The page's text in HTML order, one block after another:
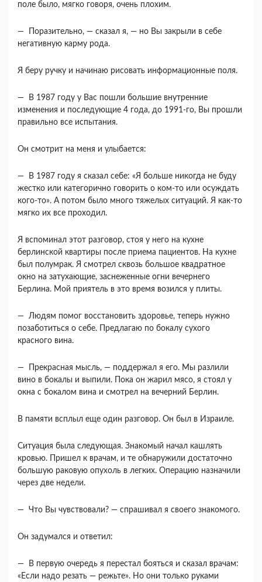
поле было, мягко говоря, очень плохим.
— Поразительно, — сказал я, — но Вы закры­ли в себе
негативную карму рода.
Я беру ручку и начинаю рисовать информаци­онные поля.
— В 1987 году у Вас пошли большие внутрен­ние
изменения и последующие 4 года, до 1991-го, Вы прошли
правильно все испытания.
Он смотрит на меня и улыбается:
— В 1987 году я сказал себе: «Я больше никог­да не буду
жестко или категорично говорить о ком-то или осуждать
кого-то». А потом было мно­го тяжелых ситуаций. Я как-то
мягко их все про­ходил.
Я вспоминал этот разговор, стоя у него на кух­не
берлинской квартиры после приема пациентов. На кухне
был полумрак. Я смотрел сквозь боль­шое квадратное
окно на затухающие, заснежен­ные огни вечернего
Берлина. Мой приятель в это время возился у плиты.
— Людям помог восстановить здоровье, теперь нужно
позаботиться о себе. Предлагаю по бокалу сухого
красного вина.
— Прекрасная мысль, — поддержал я его. Мы разлили
вино в бокалы и выпили. Пока он жарил мясо, я стоял у
окна с бокалом вина и смотрел на вечерний Берлин.
В памяти всплыл еще один разговор. Он был в Израиле.
Ситуация была следующая. Знакомый начал кашлять
кровью. Пришел к врачам, и те обнару­жили достаточно
большую раковую опухоль в лег­ких. Операцию назначили
через две недели.
— Что Вы чувствовали? — спрашивал я своего знакомого.
Он задумался и ответил:
— В первую очередь я перестал бояться и ска­зал врачам:
«Если надо резать — режьте». Но они только руками